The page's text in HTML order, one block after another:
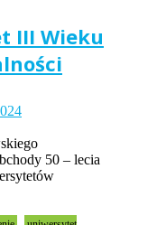
III Wieku
50 – lecia